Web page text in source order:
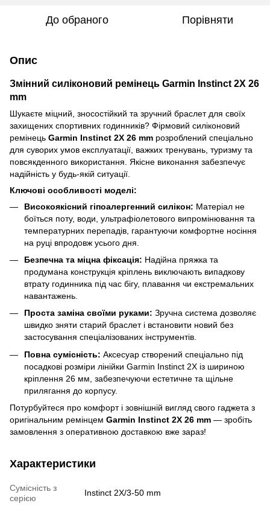
До обраного Порівняти
Опис
Змінний силіконовий ремінець Garmin Instinct 2X 26
mm
Шукаєте міцний, зносостійкий та зручний браслет для своїх
захищених спортивних годинників? Фірмовий силіконовий
ремінець Garmin Instinct 2X 26 mm розроблений спеціально
для суворих умов експлуатації, важких тренувань, туризму та
повсякденного використання. Якісне виконання забезпечує
надійність у будь-якій ситуації.
Ключові особливості моделі:
Високоякісний гіпоалергенний силікон: Матеріал не
боїться поту, води, ультрафіолетового випромінювання та
температурних перепадів, гарантуючи комфортне носіння
на руці впродовж усього дня.
Безпечна та міцна фіксація: Надійна пряжка та
продумана конструкція кріплень виключають випадкову
втрату годинника під час бігу, плавання чи екстремальних
навантажень.
Проста заміна своїми руками: Зручна система дозволяє
швидко зняти старий браслет і встановити новий без
застосування спеціалізованих інструментів.
Повна сумісність: Аксесуар створений спеціально під
посадкові розміри лінійки Garmin Instinct 2X із шириною
кріплення 26 мм, забезпечуючи естетичне та щільне
прилягання до корпусу.
Потурбуйтеся про комфорт і зовнішній вигляд свого гаджета з
оригінальним ремінцем Garmin Instinct 2X 26 mm — зробіть
замовлення з оперативною доставкою вже зараз!
Характеристики
Сумісність з
серією
Instinct 2X/3-50 mm